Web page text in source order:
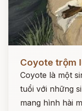
Coyote trộm
Coyote là một
tuổi với những
mang hình hài